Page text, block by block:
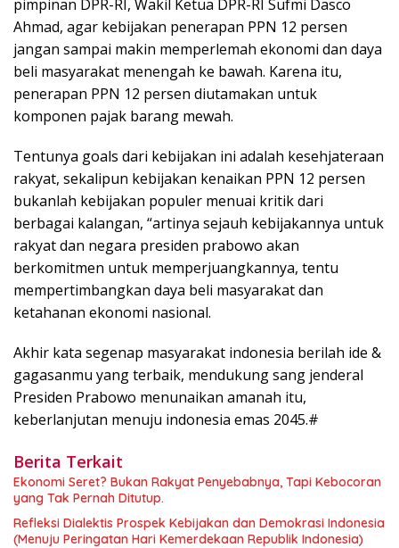
pimpinan DPR-RI, Wakil Ketua DPR-RI Sufmi Dasco
Ahmad, agar kebijakan penerapan PPN 12 persen
jangan sampai makin memperlemah ekonomi dan daya
beli masyarakat menengah ke bawah. Karena itu,
penerapan PPN 12 persen diutamakan untuk
komponen pajak barang mewah.
Tentunya goals dari kebijakan ini adalah kesehjateraan
rakyat, sekalipun kebijakan kenaikan PPN 12 persen
bukanlah kebijakan populer menuai kritik dari
berbagai kalangan, “artinya sejauh kebijakannya untuk
rakyat dan negara presiden prabowo akan
berkomitmen untuk memperjuangkannya, tentu
mempertimbangkan daya beli masyarakat dan
ketahanan ekonomi nasional.
Akhir kata segenap masyarakat indonesia berilah ide &
gagasanmu yang terbaik, mendukung sang jenderal
Presiden Prabowo menunaikan amanah itu,
keberlanjutan menuju indonesia emas 2045.#
Berita Terkait
Ekonomi Seret? Bukan Rakyat Penyebabnya, Tapi Kebocoran
yang Tak Pernah Ditutup.
Refleksi Dialektis Prospek Kebijakan dan Demokrasi Indonesia
(Menuju Peringatan Hari Kemerdekaan Republik Indonesia)